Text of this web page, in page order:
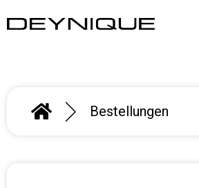
Bestellungen